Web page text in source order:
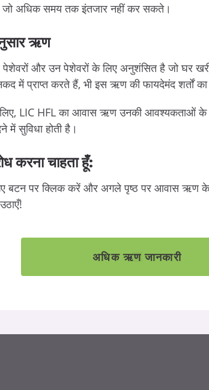
जो अधिक समय तक इंतजार नहीं कर सकते।
ऋण
और उन पेशेवरों के लिए अनुशंसित है जो घर
में प्राप्त करते हैं, भी इस ऋण की फायदेमंद शर्तों
लिए, LIC HFL का आवास ऋण उनकी आवश्यकताओं के
में सुविधा होती है।
करनाचाहताहूँ:
बटन पर क्लिक करें और अगले पृष्ठ पर आवास ऋण के
अधिक ऋण जानकारी